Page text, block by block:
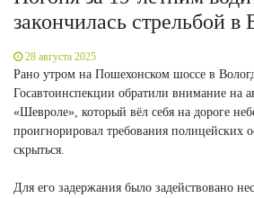
закончилась стрельбой в
28 августа 2025
Рано утром на Пошехонском шоссе в
Госавтоинспекции обратили внимание на
«Шевроле», который вёл себя на дороге
проигнорировал требования полицейских
скрыться.
Для его задержания было задействовано